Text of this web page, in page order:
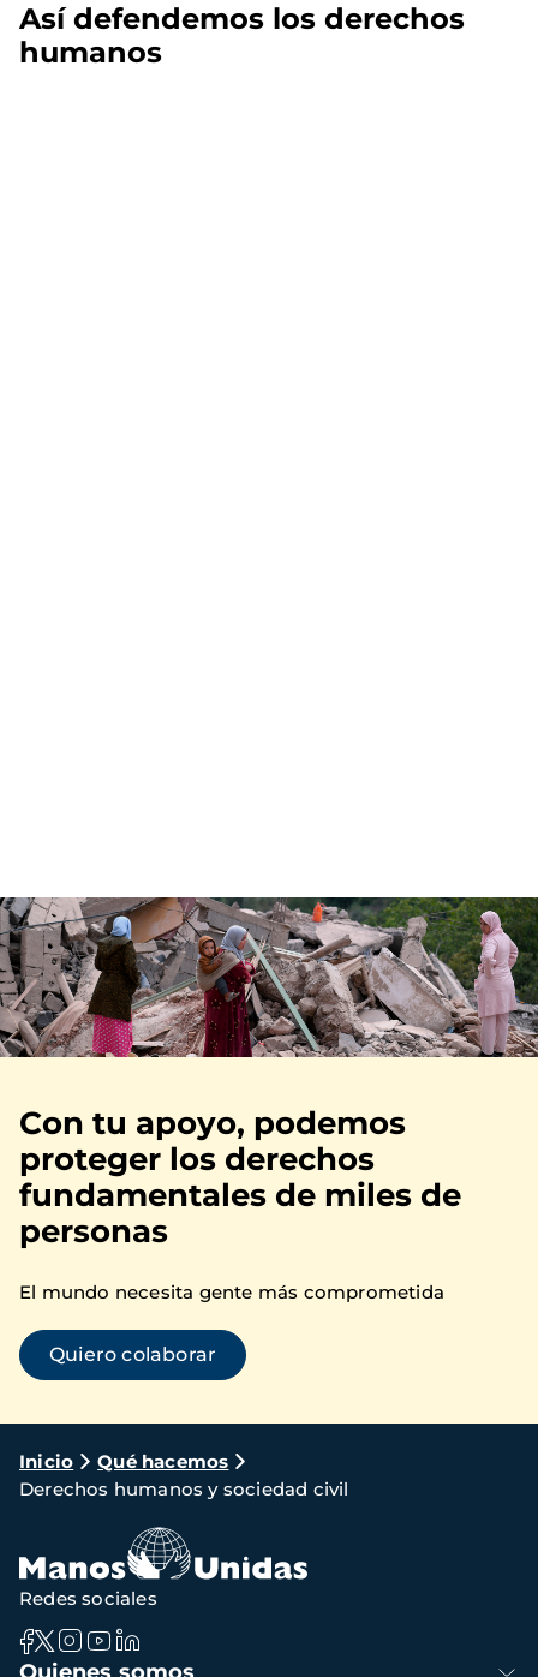
Así defendemos los derechos
humanos
Imagen
Con tu apoyo, podemos
proteger los derechos
fundamentales de miles de
personas
El mundo necesita gente más comprometida
Quiero colaborar
Ruta
de
navegación
Inicio
Qué hacemos
Derechos humanos y sociedad civil
Navegación
Redes sociales